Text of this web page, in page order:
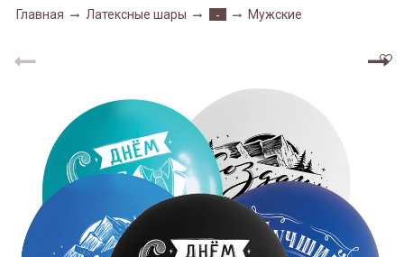
Главная Латексные шары - Мужские